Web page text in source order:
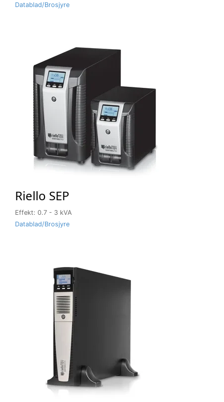
Datablad/Brosjyre
Riello SEP
Effekt: 0.7 - 3 kVA
Datablad/Brosjyre